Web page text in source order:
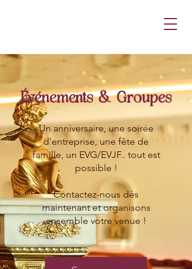
Événements & Groupes
Un anniversaire, une soirée
d'entreprise, une fête de
famille, un EVG/EVJF.. tout est
possible !
Contactez-nous dès
maintenant et organisons
ensemble votre venue !